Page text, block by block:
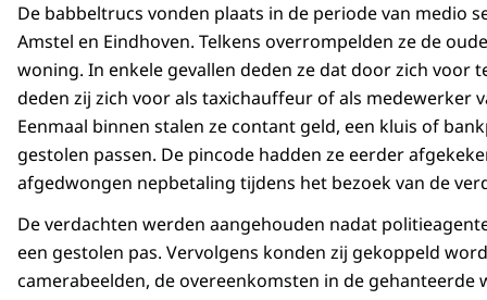
De babbeltrucs vonden plaats in de periode van medio
Amstel en Eindhoven. Telkens overrompelden ze de
woning. In enkele gevallen deden ze dat door zich voor
deden zij zich voor als taxichauffeur of als
Eenmaal binnen stalen ze contant geld, een kluis of
gestolen passen. De pincode hadden ze eerder
afgedwongen nepbetaling tijdens het bezoek van de
De verdachten werden aangehouden nadat
een gestolen pas. Vervolgens konden zij gekoppeld
camerabeelden, de overeenkomsten in de